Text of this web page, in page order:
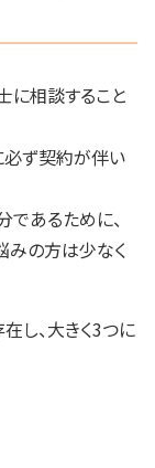
に相談すること
必ず契約が伴い
あるために、
みの方は少なく
し、大きく3つに